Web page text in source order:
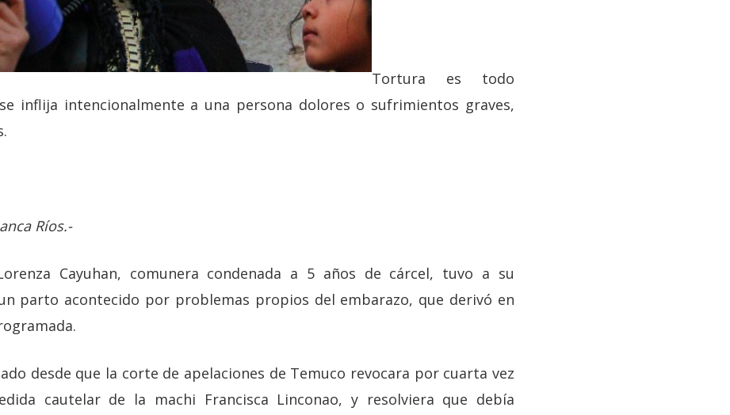
Tortura es todo
inflija intencionalmente a una persona dolores o sufrimientos graves,
Ríos.-
Cayuhan, comunera condenada a 5 años de cárcel, tuvo a su
parto acontecido por problemas propios del embarazo, que derivó en
desde que la corte de apelaciones de Temuco revocara por cuarta vez
cautelar de la machi Francisca Linconao, y resolviera que debía